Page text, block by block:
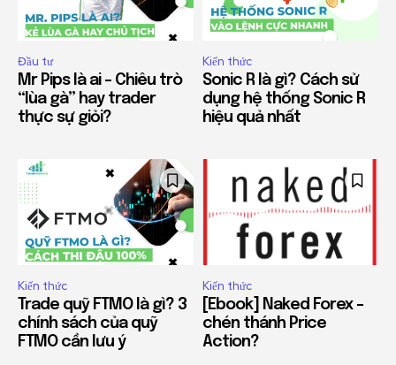
Đầu tư
Mr Pips là ai – Chiêu trò
“lùa gà” hay trader
thực sự giỏi?
Kiến thức
Sonic R là gì? Cách sử
dụng hệ thống Sonic R
hiệu quả nhất
Kiến thức
Trade quỹ FTMO là gì? 3
chính sách của quỹ
FTMO cần lưu ý
Kiến thức
[Ebook] Naked Forex –
chén thánh Price
Action?